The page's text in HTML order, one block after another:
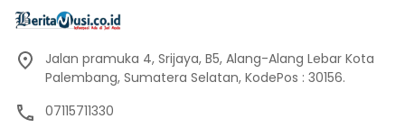
Jalan pramuka 4, Srijaya, B5, Alang-Alang Lebar Kota
Palembang, Sumatera Selatan, KodePos : 30156.
07115711330